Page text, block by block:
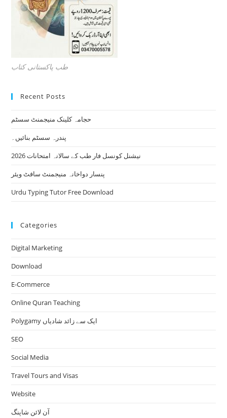
طب پاکستانی کتاب
Recent Posts
حجامہ کلینک منیجمنٹ سسٹم
پندرہ سسٹم بنائیں۔
نیشنل کونسل فار طب کے سالانہ امتحانات 2026
پنسار دواخانہ منیجمنٹ سافٹ ویئر
Urdu Typing Tutor Free Download
Categories
Digital Marketing
Download
E-Commerce
Online Quran Teaching
Polygamy ایک سے زائد شادیاں
SEO
Social Media
Travel Tours and Visas
Website
آن لائن شاپنگ